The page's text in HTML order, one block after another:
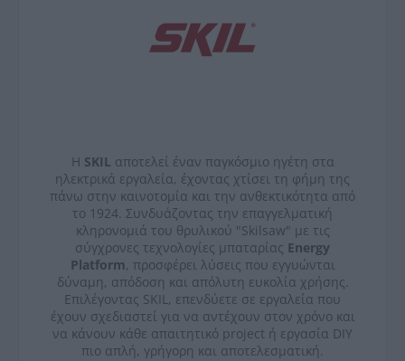
Η SKIL αποτελεί έναν παγκόσμιο ηγέτη στα
ηλεκτρικά εργαλεία, έχοντας χτίσει τη φήμη της
πάνω στην καινοτομία και την ανθεκτικότητα από
το 1924. Συνδυάζοντας την επαγγελματική
κληρονομιά του θρυλικού "Skilsaw" με τις
σύγχρονες τεχνολογίες μπαταρίας Energy
Platform, προσφέρει λύσεις που εγγυώνται
δύναμη, απόδοση και απόλυτη ευκολία χρήσης.
Επιλέγοντας SKIL, επενδύετε σε εργαλεία που
έχουν σχεδιαστεί για να αντέχουν στον χρόνο και
να κάνουν κάθε απαιτητικό project ή εργασία DIY
πιο απλή, γρήγορη και αποτελεσματική.